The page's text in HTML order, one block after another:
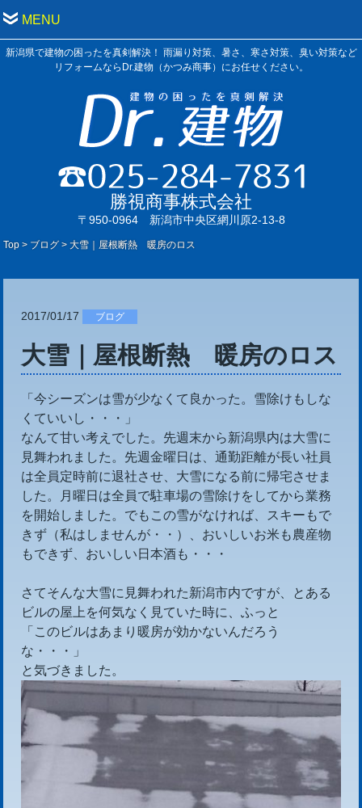
MENU
新潟県で建物の困ったを真剣解決！ 雨漏り対策、暑さ、寒さ対策、臭い対策など
リフォームならDr.建物（かつみ商事）にお任せください。
勝視商事株式会社
〒950-0964 新潟市中央区網川原2-13-8
Top > ブログ >大雪｜屋根断熱 暖房のロス
2017/01/17 ブログ
大雪｜屋根断熱 暖房のロス
「今シーズンは雪が少なくて良かった。雪除けもしな
くていいし・・・」
なんて甘い考えでした。先週末から新潟県内は大雪に
見舞われました。先週金曜日は、通勤距離が長い社員
は全員定時前に退社させ、大雪になる前に帰宅させま
した。月曜日は全員で駐車場の雪除けをしてから業務
を開始しました。でもこの雪がなければ、スキーもで
きず（私はしませんが・・）、おいしいお米も農産物
もできず、おいしい日本酒も・・・
さてそんな大雪に見舞われた新潟市内ですが、とある
ビルの屋上を何気なく見ていた時に、ふっと
「このビルはあまり暖房が効かないんだろう
な・・・」
と気づきました。